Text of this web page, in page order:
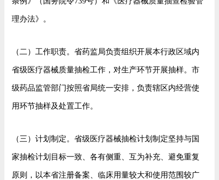
理办法》。
（二）工作职责。省药监局负责组织开展本行政区域内
省级医疗器械质量抽检工作，对生产环节开展抽样。市
级药品监管部门按照省局统一安排，负责辖区内经营使
用环节抽样及处置工作。
（三）计划制定。省级医疗器械抽检计划制定坚持与国
家抽检计划目标一致、各有侧重、互为补充、避免重复
原则，以本省注册备案、临床用量较大和使用范围较广